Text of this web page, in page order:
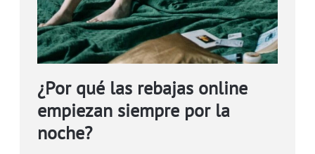
¿Por qué las rebajas online
empiezan siempre por la
noche?